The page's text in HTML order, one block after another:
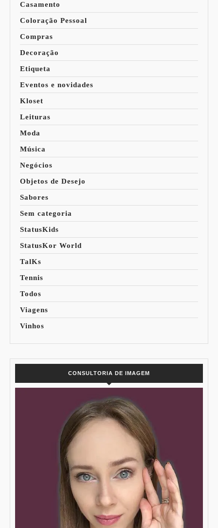
Casamento
Coloração Pessoal
Compras
Decoração
Etiqueta
Eventos e novidades
Kloset
Leituras
Moda
Música
Negócios
Objetos de Desejo
Sabores
Sem categoria
StatusKids
StatusKor World
TalKs
Tennis
Todos
Viagens
Vinhos
CONSULTORIA DE IMAGEM